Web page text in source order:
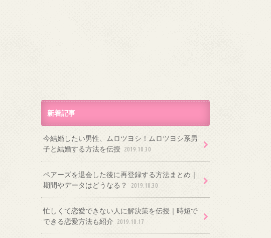
新着記事
今結婚したい男性、ムロツヨシ！ムロツヨシ系男
子と結婚する方法を伝授 2019.10.30
ペアーズを退会した後に再登録する方法まとめ｜
期間やデータはどうなる？
2019.10.30
忙しくて恋愛できない人に解決策を伝授｜時短で
できる恋愛方法も紹介
2019.10.17